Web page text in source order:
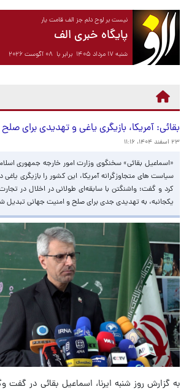
نیست بر لوح دلم جز الف قامت یار
پایگاه خبری الف
شنبه ۱۷ مرداد ۱۴۰۵ برابر با ۰۸ آگوست ۲۰۲۶
بقائی: آمریکا، بازیگری یاغی و تهدیدی برای
۲۳ اسفند ۱۴۰۴، ۱۱:۱۶
«اسماعیل بقائی» سخنگوی وزارت امور خارجه جمهوری
سیاست های متجاوزگرانه آمریکا، این کشور را بازیگری
کرد و گفت: واشنگتن با سابقه‌ای طولانی در اخلال در
یکجانبه، به تهدیدی جدی برای صلح و امنیت جهانی
به گزارش روز شنبه ایرنا، اسماعیل بقائی در گفت